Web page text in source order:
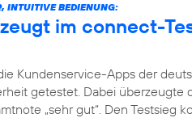
INTUITIVE BEDIENUNG:
im connect-
Kundenservice-Apps der
getestet. Dabei überzeugte
„sehr gut“. Den Testsieg